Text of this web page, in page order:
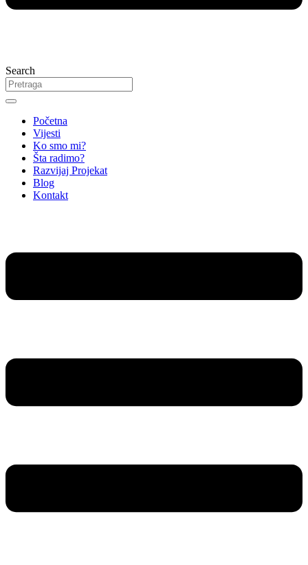
Search
Početna
Vijesti
Ko smo mi?
Šta radimo?
Razvijaj Projekat
Blog
Kontakt